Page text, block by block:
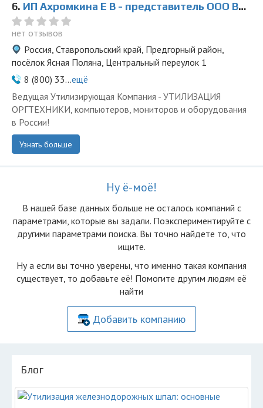
6. ИП Ахромкина Е В - представитель ООО Ведущая Утилизирующая Компания
нет отзывов
Россия, Ставропольский край, Предгорный район,
посёлок Ясная Поляна, Центральный переулок 1
8 (800) 33...ещё
Ведущая Утилизирующая Компания - УТИЛИЗАЦИЯ
ОРГТЕХНИКИ, компьютеров, мониторов и оборудования
в России!
Узнать больше
Ну ё-моё!
В нашей базе данных больше не осталоcь компаний с
параметрами, которые вы задали. Поэкспериментируйте с
другими параметрами поиска. Вы точно найдете то, что
ищите.
Ну а если вы точно уверены, что именно такая компания
существует, то добавьте её! Помогите другим людям её
найти
Добавить компанию
Блог